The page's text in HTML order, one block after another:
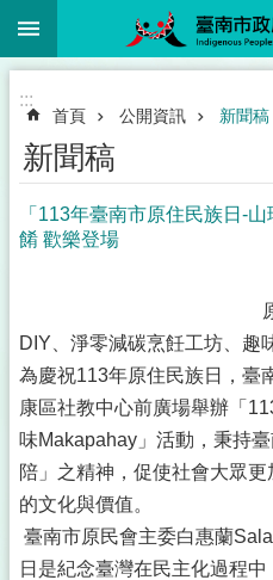
跳到主要內容區塊
:::
首頁 公開資訊 新聞稿
新聞稿
「113年臺南市原住民族日-
餚 歡樂登場
原民美食品嚐
DIY、淨零減碳烹飪工坊、趣
為慶祝113年原住民族日，臺
康區社教中心前廣場舉辦「
味Makapahay」活動，秉持
陪」之精神，促使社會大眾
的文化與價值。
臺南市原民會主委白惠蘭
日是紀念臺灣在民主化過程